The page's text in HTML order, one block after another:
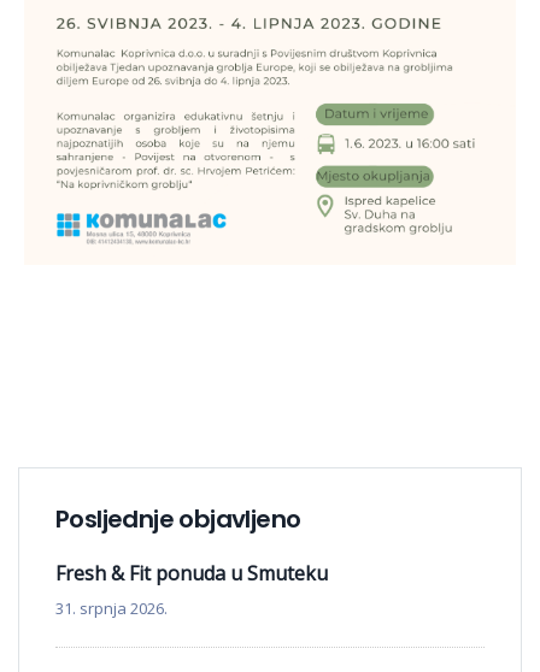
Posljednje objavljeno
Fresh & Fit ponuda u Smuteku
31. srpnja 2026.